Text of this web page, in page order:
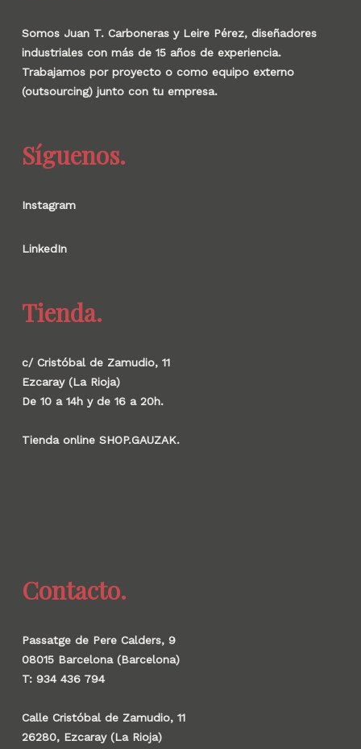
Somos Juan T. Carboneras y Leire Pérez, diseñadores
industriales con más de 15 años de experiencia.
Trabajamos por proyecto o como equipo externo
(outsourcing) junto con tu empresa.
Síguenos.
Instagram
LinkedIn
Tienda.
c/ Cristóbal de Zamudio, 11
Ezcaray (La Rioja)
De 10 a 14h y de 16 a 20h.
Tienda online SHOP.GAUZAK.
Contacto.
Passatge de Pere Calders, 9
08015 Barcelona (Barcelona)
T: 934 436 794
Calle Cristóbal de Zamudio, 11
26280, Ezcaray (La Rioja)